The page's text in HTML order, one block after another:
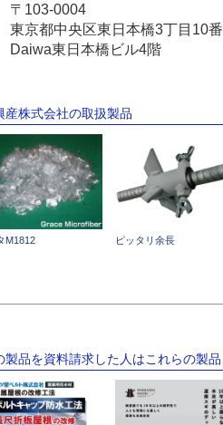
〒103-0004
東京都中央区東日本橋3丁目10
Daiwa東日本橋ビル4階
産株式会社の取扱製品
M1812 ピッタリ余長
製品を資料請求した人はこれらの製